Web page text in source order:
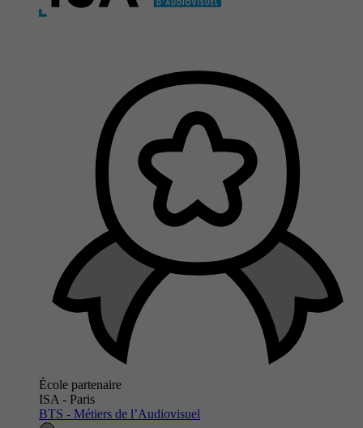
École partenaire
ISA - Paris
BTS - Métiers de l’Audiovisuel